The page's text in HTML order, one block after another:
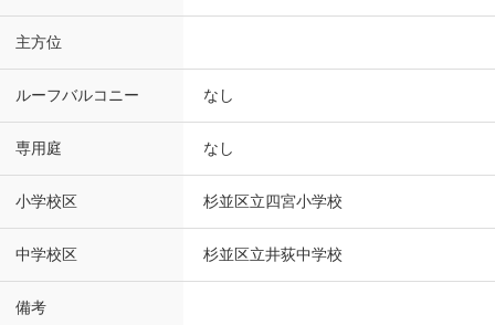
主方位
ルーフバルコニー なし
専用庭 なし
小学校区 杉並区立四宮小学校
中学校区 杉並区立井荻中学校
備考